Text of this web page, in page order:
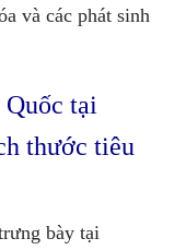
và các phát sinh
tại
thước tiêu
bày tại